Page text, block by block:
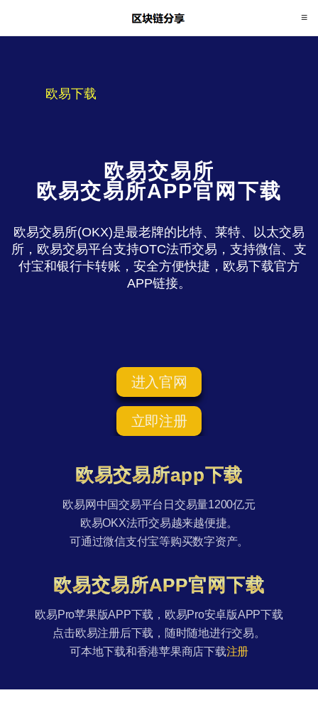
欧易下载
欧易交易所
欧易交易所APP官网下载
欧易交易所(OKX)是最老牌的比特、莱特、以太交易
所，欧易交易平台支持OTC法币交易，支持微信、支
付宝和银行卡转账，安全方便快捷，欧易下载官方
APP链接。
进入官网
立即注册
欧易交易所app下载
欧易网中国交易平台日交易量1200亿元
欧易OKX法币交易越来越便捷。
可通过微信支付宝等购买数字资产。
欧易交易所APP官网下载
欧易Pro苹果版APP下载，欧易Pro安卓版APP下载
点击欧易注册后下载，随时随地进行交易。
可本地下载和香港苹果商店下载注册